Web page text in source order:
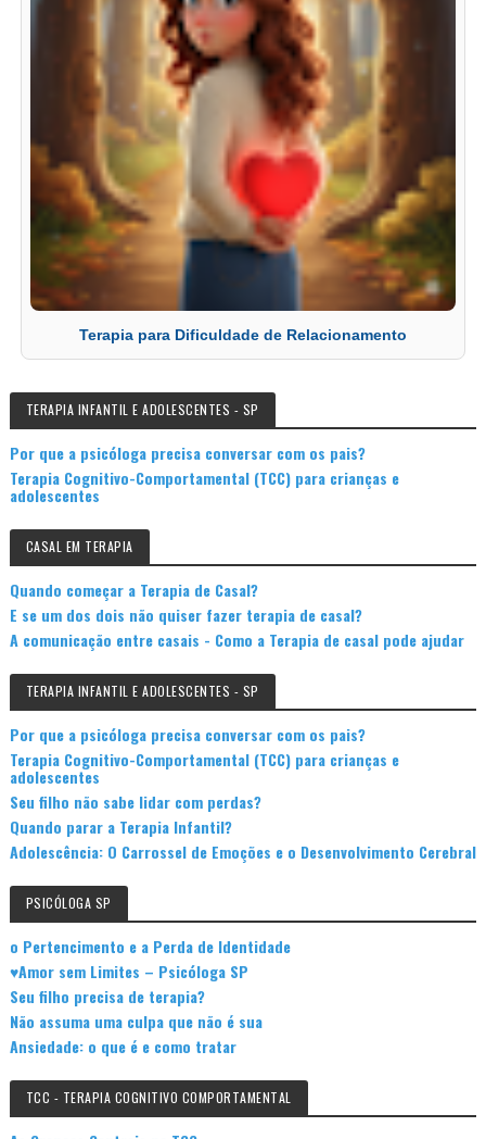
Terapia para Dificuldade de Relacionamento
TERAPIA INFANTIL E ADOLESCENTES - SP
Por que a psicóloga precisa conversar com os pais?
Terapia Cognitivo-Comportamental (TCC) para crianças e
adolescentes
CASAL EM TERAPIA
Quando começar a Terapia de Casal?
E se um dos dois não quiser fazer terapia de casal?
A comunicação entre casais - Como a Terapia de casal pode ajudar
TERAPIA INFANTIL E ADOLESCENTES - SP
Por que a psicóloga precisa conversar com os pais?
Terapia Cognitivo-Comportamental (TCC) para crianças e
adolescentes
Seu filho não sabe lidar com perdas?
Quando parar a Terapia Infantil?
Adolescência: O Carrossel de Emoções e o Desenvolvimento Cerebral
PSICÓLOGA SP
o Pertencimento e a Perda de Identidade
♥Amor sem Limites – Psicóloga SP
Seu filho precisa de terapia?
Não assuma uma culpa que não é sua
Ansiedade: o que é e como tratar
TCC - TERAPIA COGNITIVO COMPORTAMENTAL